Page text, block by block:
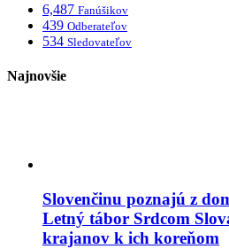
6,487 Fanúšikov
439 Odberateľov
534 Sledovateľov
Najnovšie
Slovenčinu poznajú z
Letný tábor Srdcom
krajanov k ich koreňom